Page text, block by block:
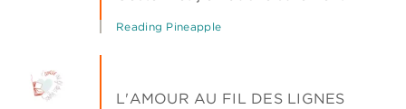
Reading Pineapple
L'AMOUR AU FIL DES LIGNES